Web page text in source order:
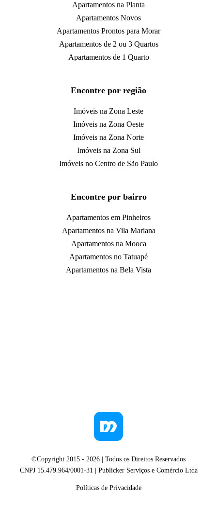
Apartamentos na Planta
Apartamentos Novos
Apartamentos Prontos para Morar
Apartamentos de 2 ou 3 Quartos
Apartamentos de 1 Quarto
Encontre por região
Imóveis na Zona Leste
Imóveis na Zona Oeste
Imóveis na Zona Norte
Imóveis na Zona Sul
Imóveis no Centro de São Paulo
Encontre por bairro
Apartamentos em Pinheiros
Apartamentos na Vila Mariana
Apartamentos na Mooca
Apartamentos no Tatuapé
Apartamentos na Bela Vista
©Copyright 2015 - 2026 | Todos os Direitos Reservados
CNPJ 15.479.964/0001-31 | Publicker Serviços e Comércio Ltda
Políticas de Privacidade